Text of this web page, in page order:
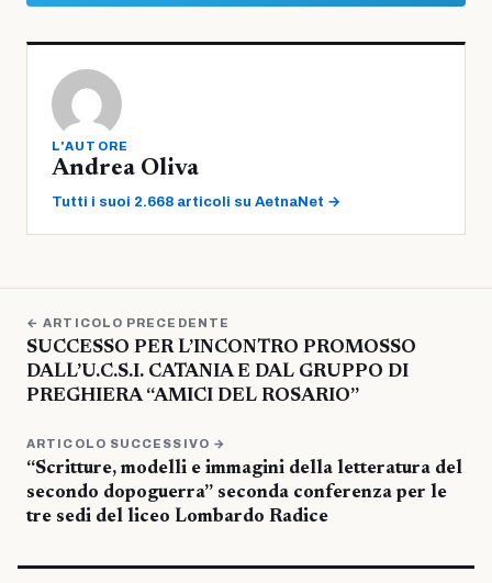
L'AUTORE
Andrea Oliva
Tutti i suoi 2.668 articoli su AetnaNet →
← ARTICOLO PRECEDENTE
SUCCESSO PER L’INCONTRO PROMOSSO
DALL’U.C.S.I. CATANIA E DAL GRUPPO DI
PREGHIERA “AMICI DEL ROSARIO”
ARTICOLO SUCCESSIVO →
“Scritture, modelli e immagini della letteratura del
secondo dopoguerra” seconda conferenza per le
tre sedi del liceo Lombardo Radice